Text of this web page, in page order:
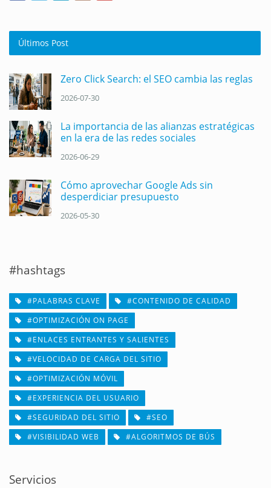
Últimos Post
Zero Click Search: el SEO cambia las reglas
2026-07-30
La importancia de las alianzas estratégicas
en la era de las redes sociales
2026-06-29
Cómo aprovechar Google Ads sin
desperdiciar presupuesto
2026-05-30
#hashtags
#PALABRAS CLAVE
#CONTENIDO DE CALIDAD
#OPTIMIZACIÓN ON PAGE
#ENLACES ENTRANTES Y SALIENTES
#VELOCIDAD DE CARGA DEL SITIO
#OPTIMIZACIÓN MÓVIL
#EXPERIENCIA DEL USUARIO
#SEGURIDAD DEL SITIO
#SEO
#VISIBILIDAD WEB
#ALGORITMOS DE BÚS
Servicios